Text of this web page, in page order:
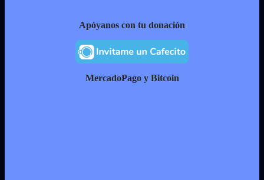
Apóyanos con tu donación
MercadoPago y Bitcoin